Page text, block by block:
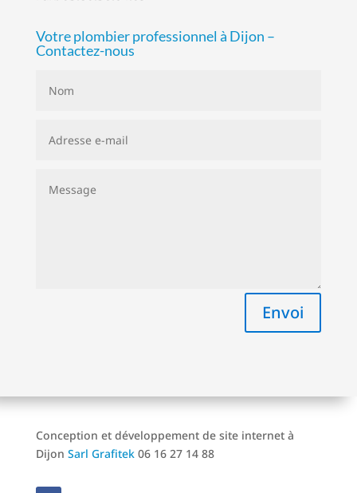
Votre plombier professionnel à Dijon –
Contactez-nous
Envoi
Conception et développement de site internet à
Dijon Sarl Grafitek06 16 27 14 88